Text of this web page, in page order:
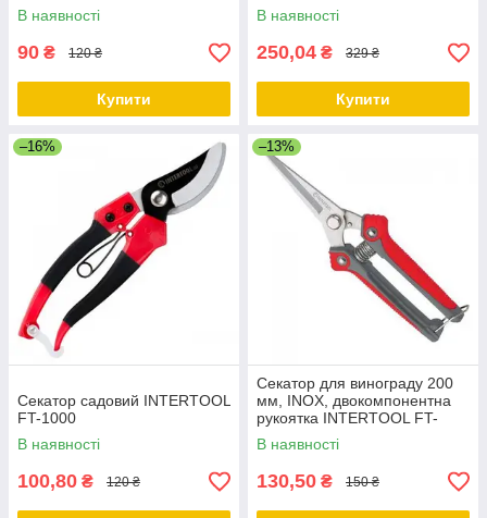
В наявності
90 ₴ 120 ₴
Купити
В наявності
250,04 ₴ 329 ₴
Купити
–16%
Секатор садовий INTERTOOL
FT-1000
В наявності
100,80 ₴ 120 ₴
–13%
Секатор для винограду 200
мм, INOX, двокомпонентна
рукоятка INTERTOOL FT-
1015
В наявності
130,50 ₴ 150 ₴